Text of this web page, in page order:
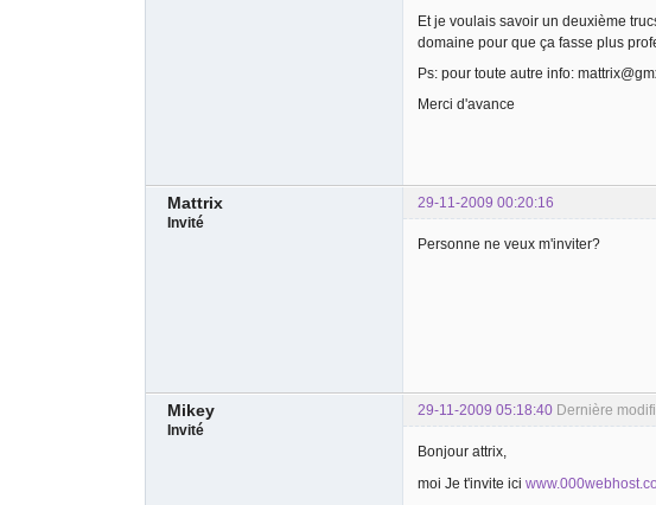
Et je voulais savoir un deuxième
domaine pour que ça fasse plus
Ps: pour toute autre info:
Merci d'avance
Mattrix
29-11-2009 00:20:16
Invité
Personne ne veux m'inviter?
Mikey 29-11-2009 05:18:40 Dernière
Invité
Bonjour attrix,
moi Je t'invite ici